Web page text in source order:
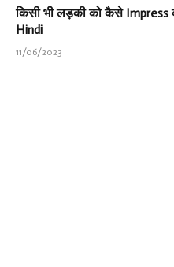
किसी भी लड़की को कैसे
Hindi
11/06/2023